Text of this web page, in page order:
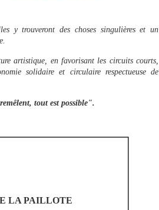
y trouveront des choses singulières et un
artistique, en favorisant les circuits courts,
solidaire et circulaire respectueuse de
tout est possible".
LA PAILLOTE